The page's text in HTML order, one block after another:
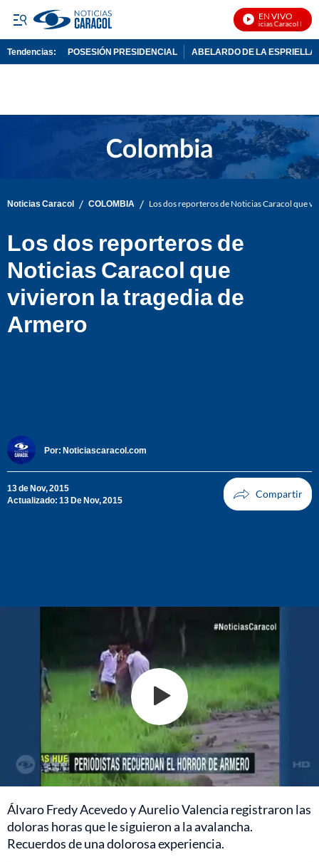
EN VIVO
Noticias Caracol En
Tendencias: POSESIÓN PRESIDENCIAL ABELARDO DE LA ESPRIELLA
Noticias Caracol / COLOMBIA / Los dos reporteros de Noticias Caracol que
Los dos reporteros de
Noticias Caracol que
vivieron la tragedia de
Armero
Por: Noticiascaracol.com
13 de Nov, 2015
Actualizado: 13 De Nov, 2015
Álvaro Fredy Acevedo y Aurelio Valencia registraron las
doloras horas que le siguieron a la avalancha.
Recuerdos de una dolorosa experiencia.